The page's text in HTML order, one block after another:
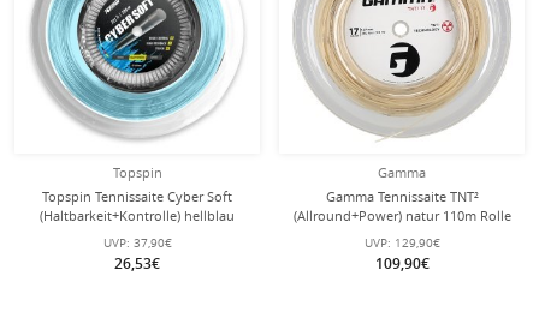
Topspin
Topspin Tennissaite Cyber Soft
(Haltbarkeit+Kontrolle) hellblau
110m Rolle
UVP: 37,90€
26,53€
Gamma
Gamma Tennissaite TNT²
(Allround+Power) natur 110m Rolle
UVP: 129,90€
109,90€